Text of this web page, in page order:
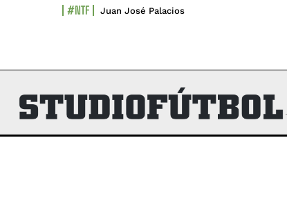
#NTF Juan José Palacios